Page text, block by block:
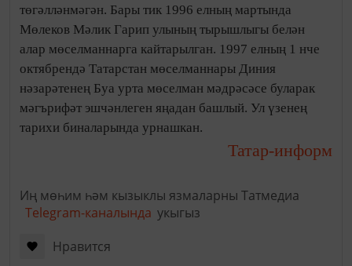
төгәлләнмәгән. Бары тик 1996 елның мартында
Мөлеков Мәлик Гарип улының тырышлыгы белән
алар мөселманнарга кайтарылган. 1997 елның 1 нче
октябрендә Татарстан мөселманнары Диния
нәзарәтенең Буа урта мөселман мәдрәсәсе буларак
мәгърифәт эшчәнлеген яңадан башлый. Ул үзенең
тарихи биналарында урнашкан.
Татар-информ
Иң мөһим һәм кызыклы язмаларны Татмедиа
Telegram-каналында укыгыз
Нравится